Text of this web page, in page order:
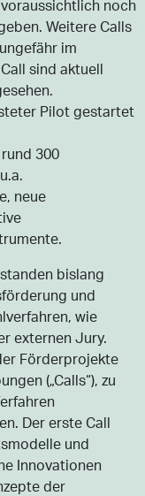
noch
Weitere Calls
im
sind aktuell
Pilot gestartet
300
neue
bislang
und
wie
externen Jury.
Förderprojekte
(„Calls“), zu
Der erste Call
und
Innovationen
der